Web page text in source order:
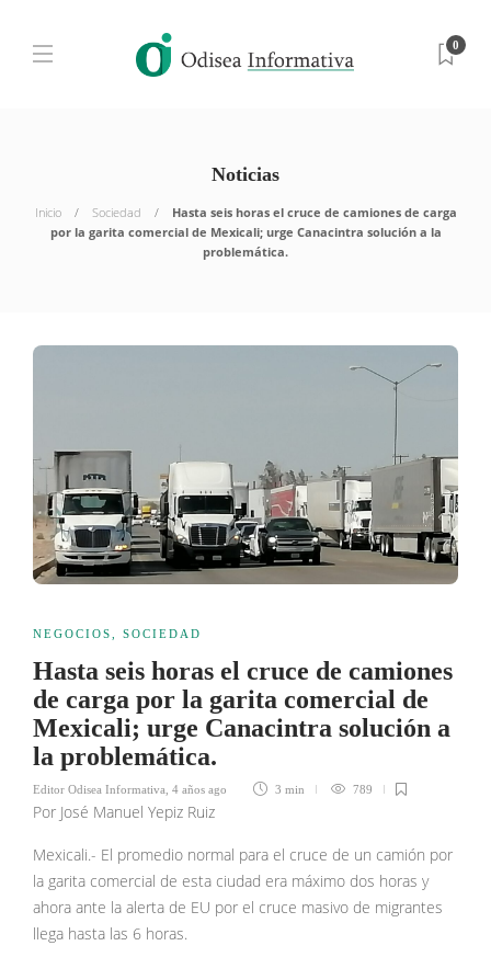
0
Noticias
Inicio Sociedad
Hasta seis horas el cruce de camiones de carga
por la garita comercial de Mexicali; urge Canacintra solución a la
problemática.
NEGOCIOS SOCIEDAD
Hasta seis horas el cruce de camiones
de carga por la garita comercial de
Mexicali; urge Canacintra solución a
la problemática.
Editor Odisea Informativa 4 años ago 3 min 789
Por José Manuel Yepiz Ruiz
Mexicali.- El promedio normal para el cruce de un camión por
la garita comercial de esta ciudad era máximo dos horas y
ahora ante la alerta de EU por el cruce masivo de migrantes
llega hasta las 6 horas.